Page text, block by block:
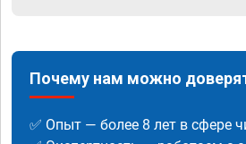
Почему нам можно
✅ Опыт — более 8 лет в сфере